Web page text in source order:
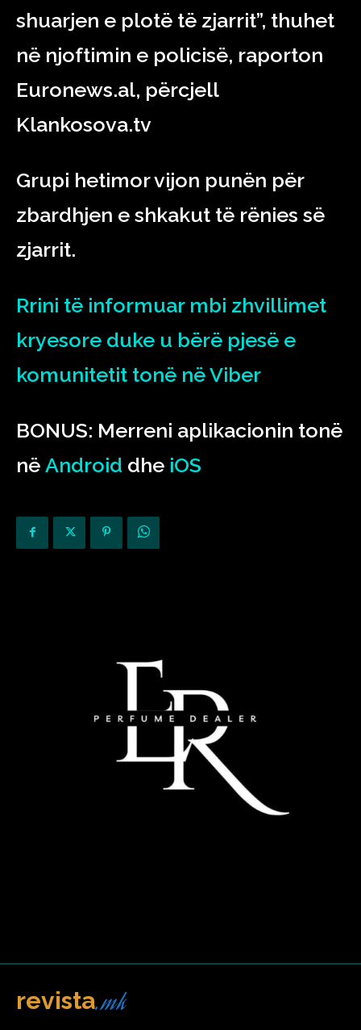
shuarjen e plotë të zjarrit”, thuhet
në njoftimin e policisë, raporton
Euronews.al, përcjell
Klankosova.tv
Grupi hetimor vijon punën për
zbardhjen e shkakut të rënies së
zjarrit.
Rrini të informuar mbi zhvillimet
kryesore duke u bërë pjesë e
komunitetit tonë në Viber
BONUS: Merreni aplikacionin tonë
në Android dhe iOS
revista.mk